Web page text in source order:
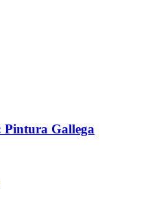
Gallega